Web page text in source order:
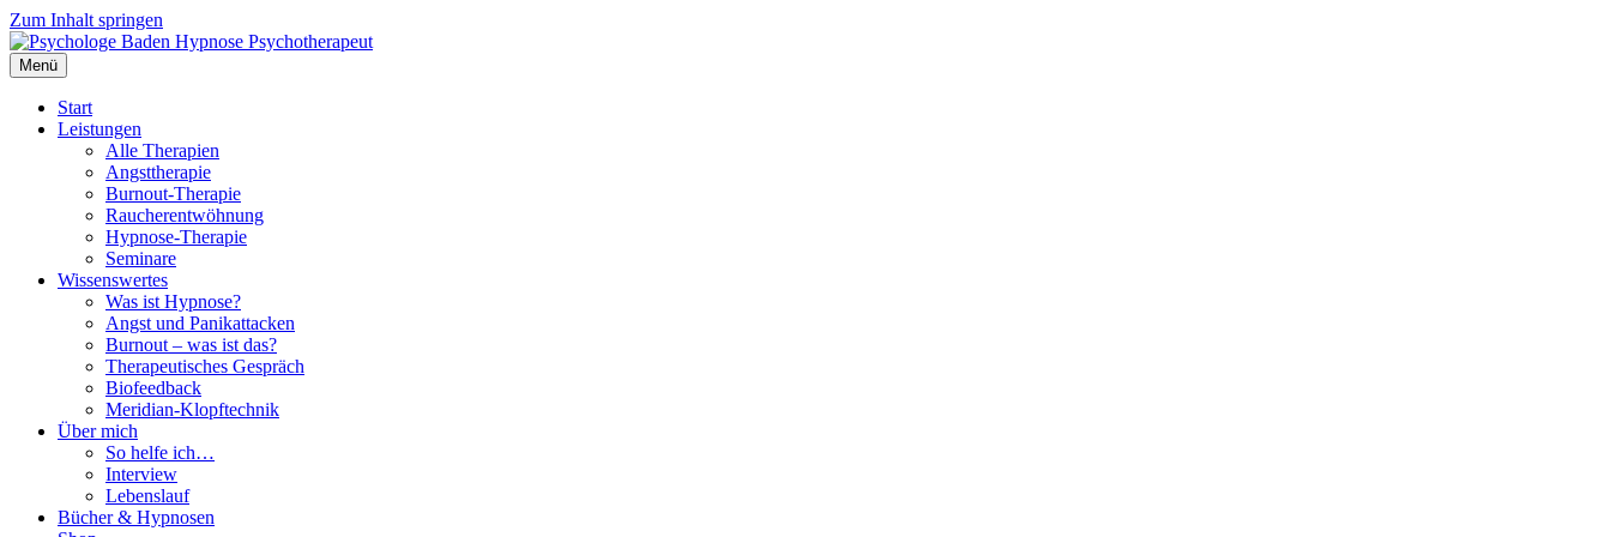
Zum Inhalt springen
Menü
Start
Leistungen
Alle Therapien
Angsttherapie
Burnout-Therapie
Raucherentwöhnung
Hypnose-Therapie
Seminare
Wissenswertes
Was ist Hypnose?
Angst und Panikattacken
Burnout – was ist das?
Therapeutisches Gespräch
Biofeedback
Meridian-Klopftechnik
Über mich
So helfe ich…
Interview
Lebenslauf
Bücher & Hypnosen